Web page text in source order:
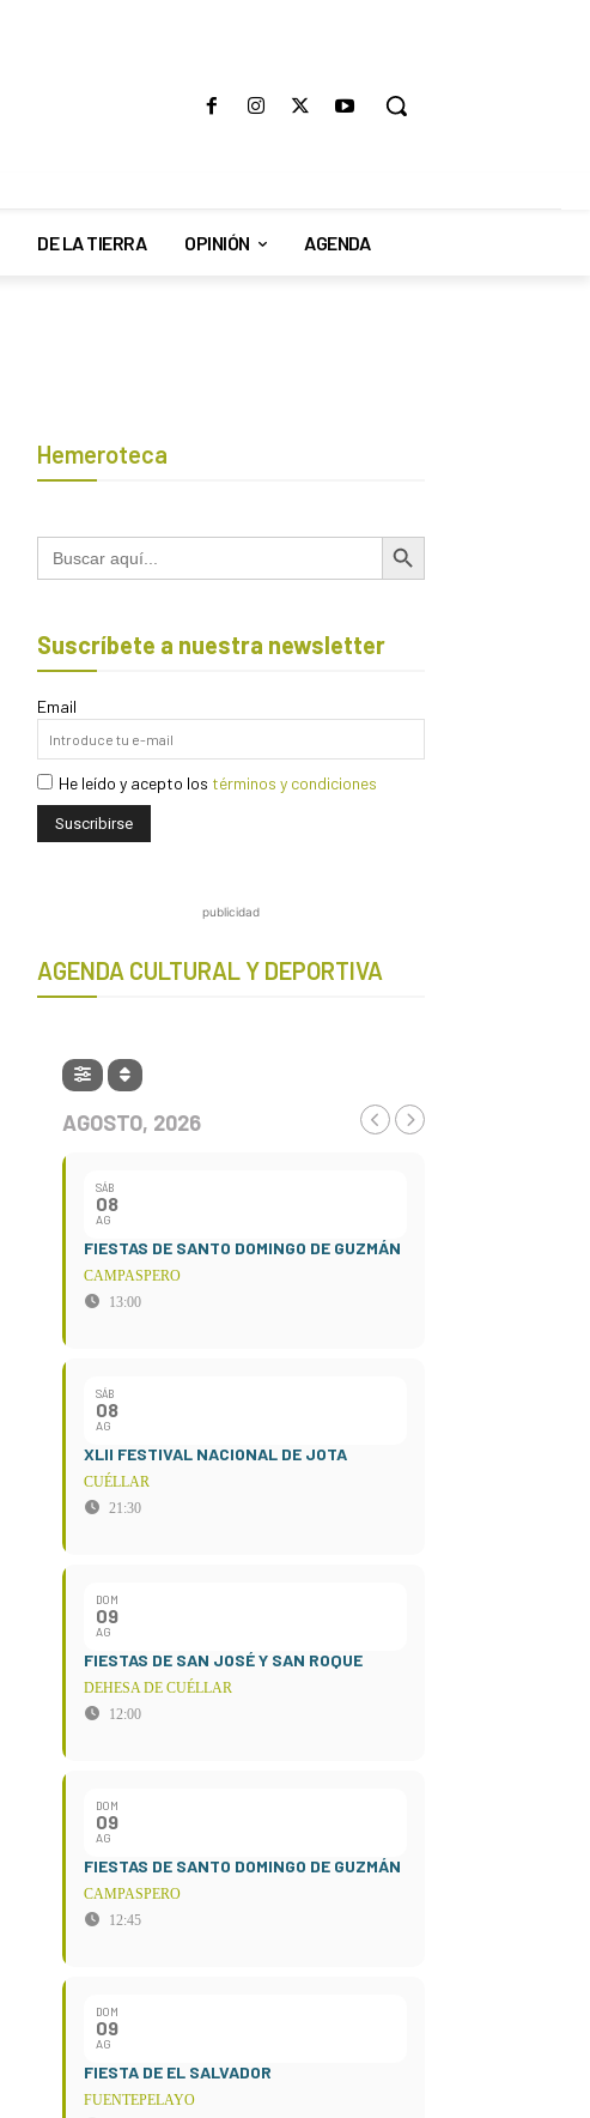
DE LA TIERRA OPINIÓN AGENDA
Hemeroteca
Buscar: Botón de búsqueda
Suscríbete a nuestra newsletter
Email
He leído y acepto los términos y condiciones
publicidad
AGENDA CULTURAL Y DEPORTIVA
AGOSTO, 2026
SÁB
08
AG
FIESTAS DE SANTO DOMINGO DE GUZMÁN
CAMPASPERO
13:00
SÁB
08
AG
XLII FESTIVAL NACIONAL DE JOTA
CUÉLLAR
21:30
DOM
09
AG
FIESTAS DE SAN JOSÉ Y SAN ROQUE
DEHESA DE CUÉLLAR
12:00
DOM
09
AG
FIESTAS DE SANTO DOMINGO DE GUZMÁN
CAMPASPERO
12:45
DOM
09
AG
FIESTA DE EL SALVADOR
FUENTEPELAYO